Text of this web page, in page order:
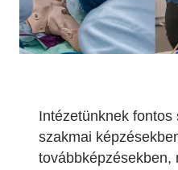
Intézetünknek fontos
szakmai
továbbképzésekben,